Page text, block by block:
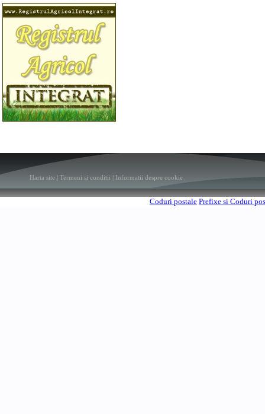
Harta site | Termeni si conditii | Informatii despre cookie
Coduri postale Prefixe si Coduri